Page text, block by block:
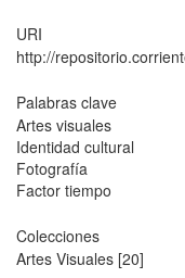
URI
http://
Palabras clave
Artes visuales
Identidad cultural
Fotografía
Factor tiempo
Colecciones
Artes Visuales [20]